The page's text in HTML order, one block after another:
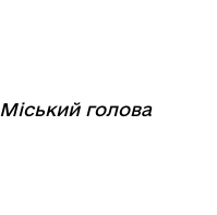
Міський голова